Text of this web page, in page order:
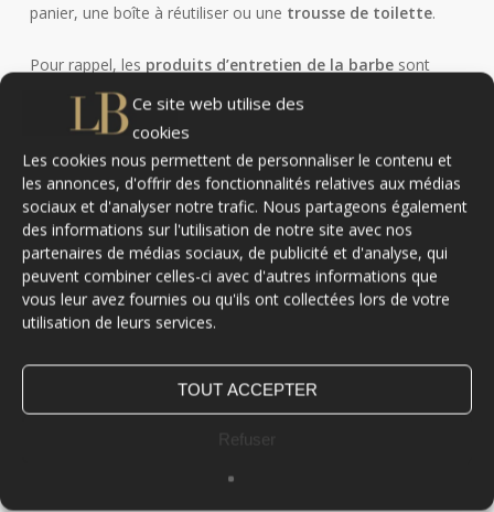
Ce site web utilise des
cookies
Les cookies nous permettent de personnaliser le contenu et
les annonces, d'offrir des fonctionnalités relatives aux médias
sociaux et d'analyser notre trafic. Nous partageons également
des informations sur l'utilisation de notre site avec nos
partenaires de médias sociaux, de publicité et d'analyse, qui
peuvent combiner celles-ci avec d'autres informations que
vous leur avez fournies ou qu'ils ont collectées lors de votre
utilisation de leurs services.
TOUT ACCEPTER
Refuser
panier, une boîte à réutiliser ou une trousse de toilette.
Pour rappel, les produits d’entretien de la barbesont
multiples. Idéalement, il faut un
shampoing à barbe
nettoyer les poils, de la
pour barbe
pour nourrir et sublimer, du baume pour
discipliner… Pour êtreélégant et distingué avec une
barbe, unvéritable attirail s’impose !
homme, délicate attention pour les barbus
et les chevelus